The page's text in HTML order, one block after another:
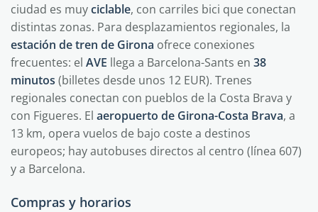
ciudad es muyciclable, con carriles bici que conectan
distintas zonas. Para desplazamientos regionales, la
estación de tren de Girona ofrece conexiones
frecuentes: el AVE llega a Barcelona-Sants en 38
minutos (billetes desde unos 12 EUR). Trenes
regionales conectan con pueblos de la Costa Brava y
con Figueres. El aeropuerto de Girona-Costa Brava, a
13 km, opera vuelos de bajo coste a destinos
europeos; hay autobuses directos al centro (línea 607)
y a Barcelona.
Compras y horarios